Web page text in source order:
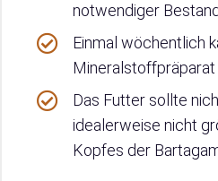
notwendiger
Einmal wöchentlich
Das Futter sollte
idealerweise nicht
Kopfes der